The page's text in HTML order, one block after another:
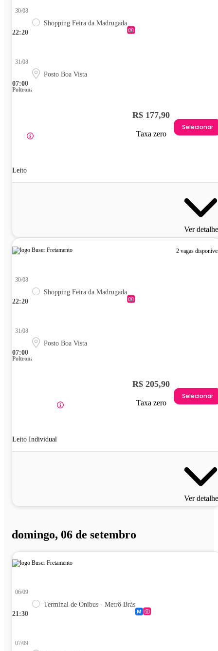
22:20
30/08
Shopping Feira da Madrugada
07:00
31/08
Posto Boa Vista
Poltrona
Leito
R$ 177,90
Taxa zero
Selecionar
Ver
2 vagas
22:20
30/08
Shopping Feira da Madrugada
07:00
31/08
Posto Boa Vista
Poltrona
Leito Individual
R$ 205,90
Taxa zero
Selecionar
Ver
domingo, 06 de setembro
21:30
06/09
Terminal de Ônibus - Metrô Brás
07/09